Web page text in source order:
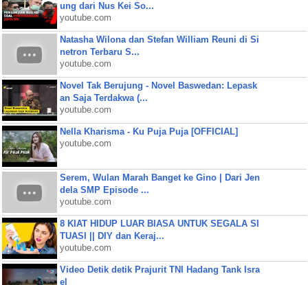
ung dari Nus Kei So...
youtube.com
Natasha Wilona dan Stefan William Reuni di Si
netron Terbaru S...
youtube.com
Novel Tak Berujung - Novel Baswedan: Lepask
an Saja Terdakwa (...
youtube.com
Nella Kharisma - Ku Puja Puja [OFFICIAL]
youtube.com
Serem, Wulan Marah Banget ke Gino | Dari Jen
dela SMP Episode ...
youtube.com
8 KIAT HIDUP LUAR BIASA UNTUK SEGALA SI
TUASI || DIY dan Keraj...
youtube.com
Video Detik detik Prajurit TNI Hadang Tank Isra
el